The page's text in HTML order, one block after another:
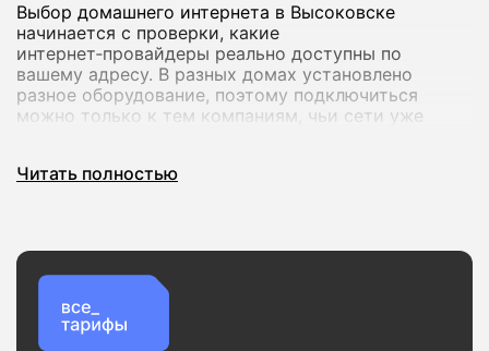
Выбор домашнего интернета в Высоковске
начинается с проверки, какие
интернет‑провайдеры реально доступны по
вашему адресу. В разных домах установлено
разное оборудование, поэтому подключиться
можно только к тем компаниям, чьи сети уже
достаточно ввести улицу и номер дома, чтобы
Скорость и стабильность соединения
Для базовых задач подойдет скорость от 15 Мбит/
Читать полностью